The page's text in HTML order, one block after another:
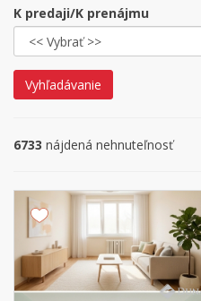
K predaji/K prenájmu
Vyhľadávanie
6733 nájdená nehnuteľnosť